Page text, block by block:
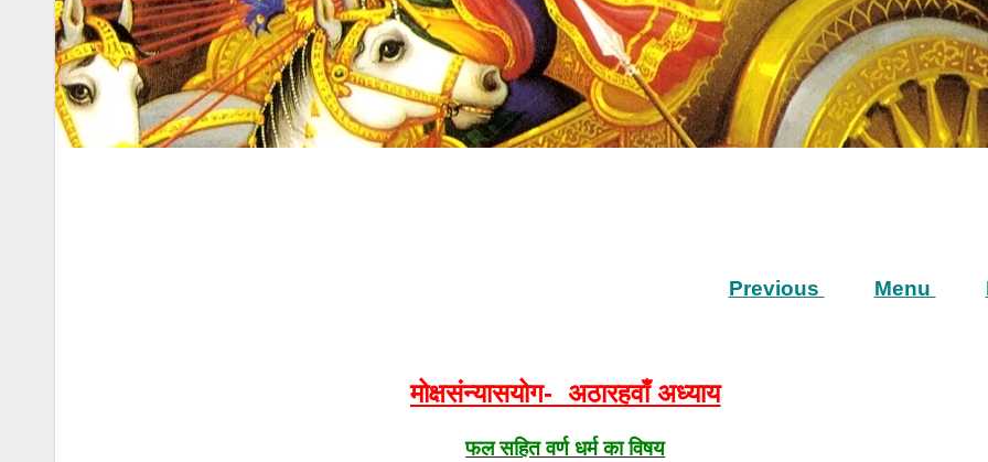
Previous Menu
मोक्षसंन्यासयोग- अठारहवाँ अध्याय
फल सहित वर्ण धर्म का विषय